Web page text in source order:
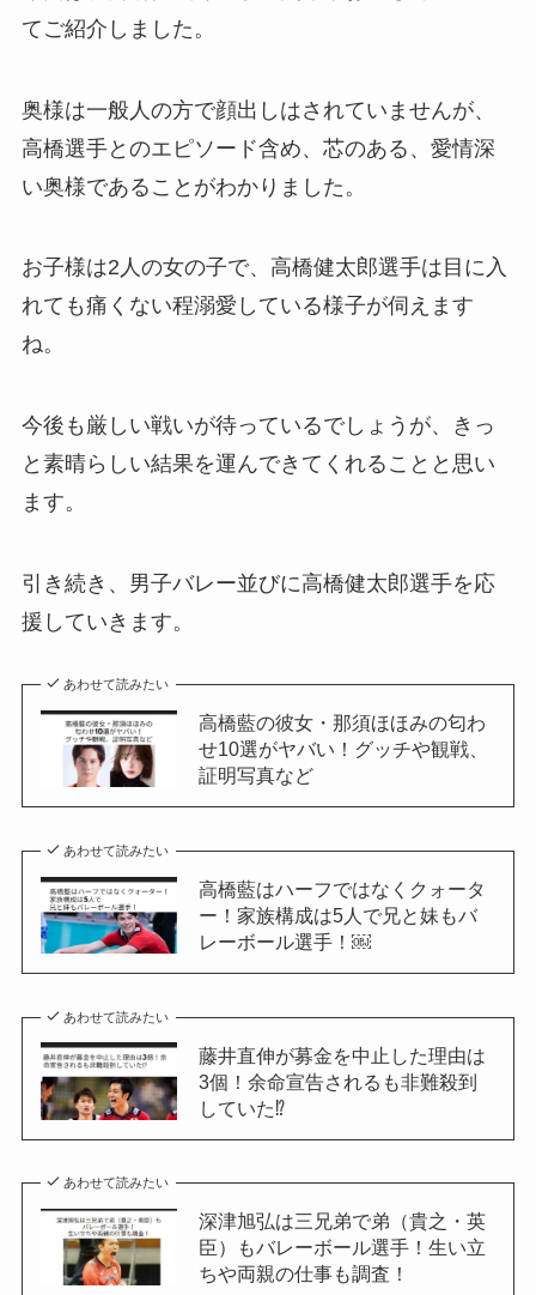
てご紹介しました。
奥様は一般人の方で顔出しはされていませんが、
高橋選手とのエピソード含め、芯のある、愛情深
い奥様であることがわかりました。
お子様は2人の女の子で、高橋健太郎選手は目に入
れても痛くない程溺愛している様子が伺えます
ね。
今後も厳しい戦いが待っているでしょうが、きっ
と素晴らしい結果を運んできてくれることと思い
ます。
引き続き、男子バレー並びに高橋健太郎選手を応
援していきます。
あわせて読みたい
高橋藍の彼女・那須ほほみの匂わ
せ10選がヤバい！グッチや観戦、
証明写真など
あわせて読みたい
高橋藍はハーフではなくクォータ
ー！家族構成は5人で兄と妹もバ
レーボール選手！￼
あわせて読みたい
藤井直伸が募金を中止した理由は
3個！余命宣告されるも非難殺到
していた⁉︎
あわせて読みたい
深津旭弘は三兄弟で弟（貴之・英
臣）もバレーボール選手！生い立
ちや両親の仕事も調査！